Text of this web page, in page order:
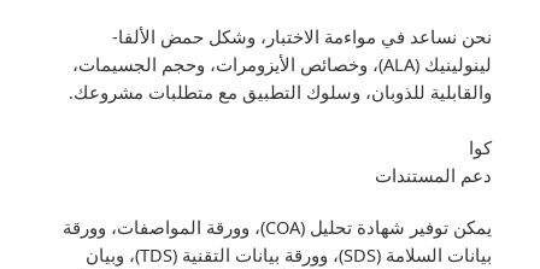
نحن نساعد في مواءمة الاختبار، وشكل حمض الألفا-
لينولينيك (ALA)، وخصائص الأيزومرات، وحجم الجسيمات،
والقابلية للذوبان، وسلوك التطبيق مع متطلبات مشروعك.
دعم المستندات
يمكن توفير شهادة تحليل (COA)، وورقة المواصفات، وورقة
بيانات السلامة (SDS)، وورقة بيانات التقنية (TDS)، وبيان